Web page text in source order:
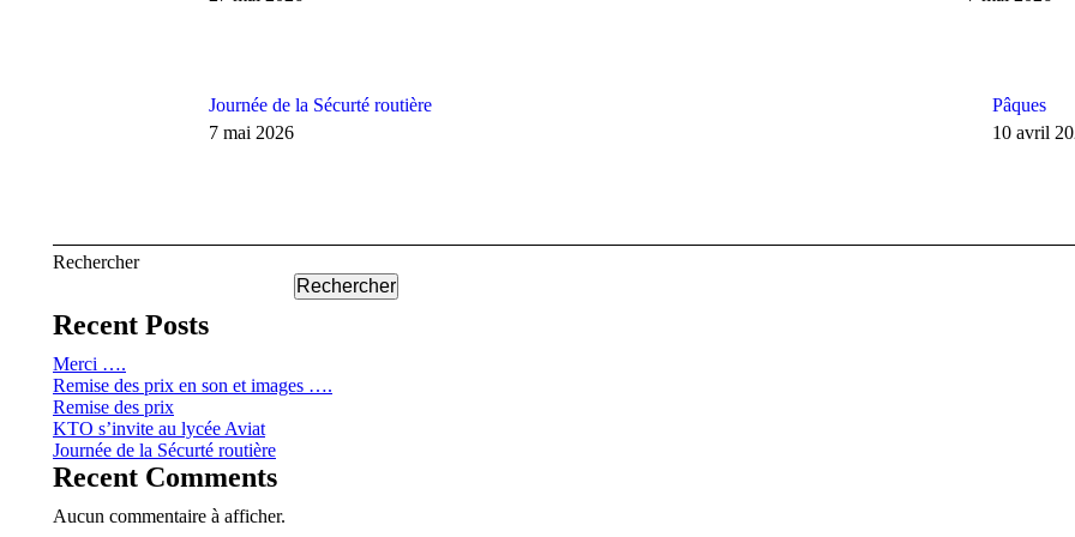
Journée de la Sécurté routière
7 mai 2026
Pâques
10 avril
Rechercher
Rechercher
Recent Posts
Merci ….
Remise des prix en son et images ….
Remise des prix
KTO s’invite au lycée Aviat
Journée de la Sécurté routière
Recent Comments
Aucun commentaire à afficher.